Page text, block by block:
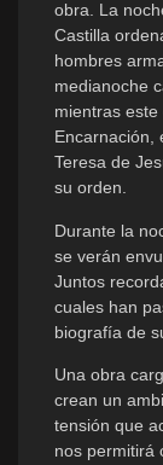
obra. La
Castilla
hombres
medianoche
mientras
Encarnación,
Teresa de
su orden.
Durante la
se verán
Juntos
cuales han
biografía de
Una obra
crean un
tensión que
nos permitirá